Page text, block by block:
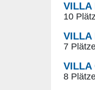
VILLA
10
VILLA
7
VILLA
8